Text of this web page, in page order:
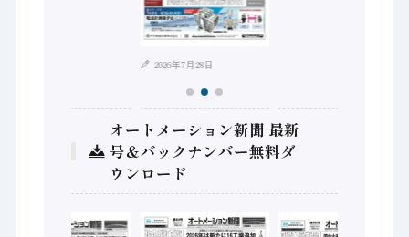
2026年7月28日
オートメーション新聞 最新
号＆バックナンバー無料ダ
ウンロード